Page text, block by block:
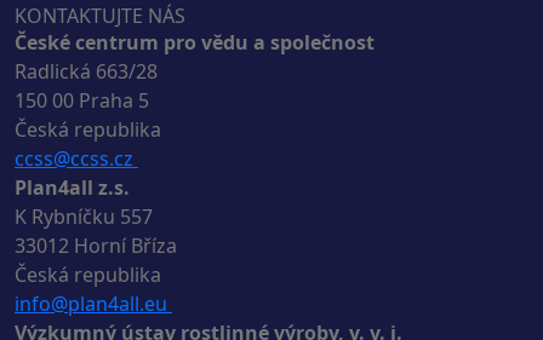
KONTAKTUJTE NÁS
České centrum pro vědu a společnost
Radlická 663/28
150 00 Praha 5
Česká republika
ccss@ccss.cz
Plan4all z.s.
K Rybníčku 557
33012 Horní Bříza
Česká republika
info@plan4all.eu
Výzkumný ústav rostlinné výroby, v. v. i.